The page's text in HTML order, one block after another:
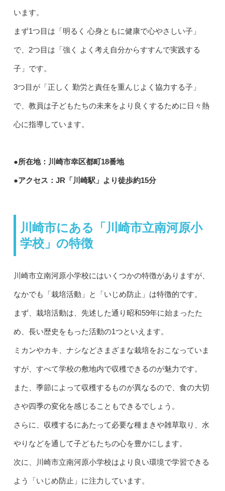
います。
まず1つ目は「明るく 心身ともに健康で心やさしい子」
で、2つ目は「強く よく考え自分からすすんで実践する
子」です。
3つ目が「正しく 勤労と責任を重んじよく協力する子」
で、教員は子どもたちの未来をより良くするために日々熱
心に指導しています。
●所在地：川崎市幸区都町18番地
●アクセス：JR「川崎駅」より徒歩約15分
川崎市にある「川崎市立南河原小
学校」の特徴
川崎市立南河原小学校にはいくつかの特徴がありますが、
なかでも「栽培活動」と「いじめ防止」は特徴的です。
まず、栽培活動は、先述した通り昭和59年に始まったた
め、長い歴史をもった活動の1つといえます。
ミカンやカキ、ナシなどさまざまな栽培をおこなっていま
すが、すべて学校の敷地内で収穫できるのが魅力です。
また、季節によって収穫するものが異なるので、食の大切
さや四季の変化を感じることもできるでしょう。
さらに、収穫するにあたって必要な種まきや雑草取り、水
やりなどを通して子どもたちの心を豊かにします。
次に、川崎市立南河原小学校はより良い環境で学習できる
よう「いじめ防止」に注力しています。